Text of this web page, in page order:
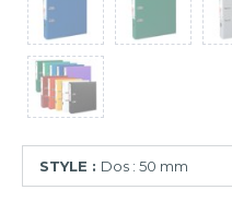
STYLE : Dos : 50 mm